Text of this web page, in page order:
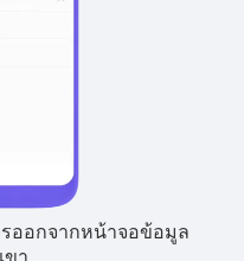
รออกจากหน้าจอข้อมูล
ขา